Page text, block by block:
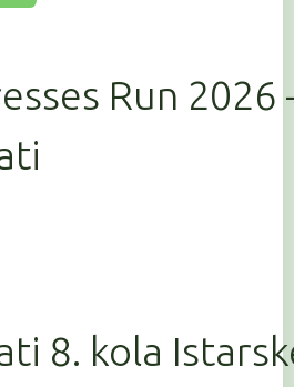
Run 2026
8. kola